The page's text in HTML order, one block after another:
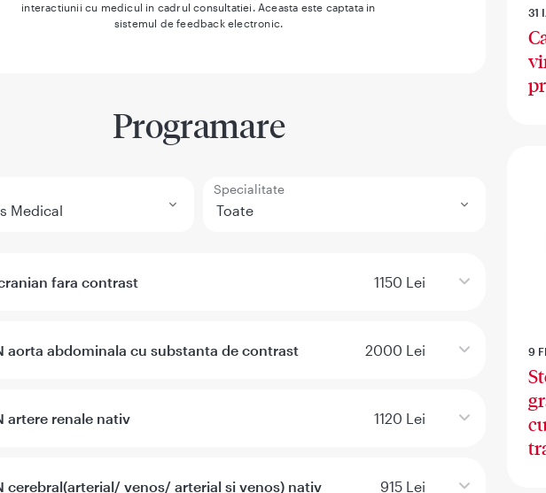
interactiunii cu medicul in cadrul consultatiei. Aceasta este captata in
sistemul de feedback electronic.
Programare
Specialitate
fara contrast 1150 Lei
aorta abdominala cu substanta de contrast 2000 Lei
artere renale nativ 1120 Lei
cerebral(arterial/ venos/ arterial si venos) nativ
915 Lei
31
9